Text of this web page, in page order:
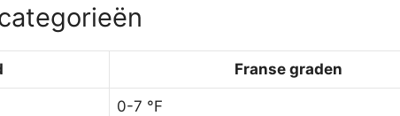
Franse graden
0-7 °F